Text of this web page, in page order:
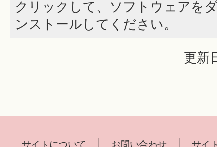
クリックして、ソフトウェアを
ンストールしてください。
更新
サイトについて お問い合わせ サイ